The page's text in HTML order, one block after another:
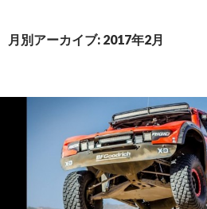
ン
月別アーカイブ: 2017年2月